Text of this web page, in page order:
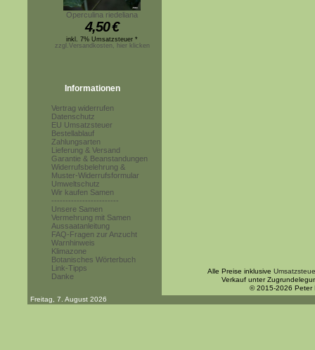
Operculina riedeliana
4,50€
inkl. 7% Umsatzsteuer *
zzgl.Versandkosten, hier klicken
Informationen
Vertrag widerrufen
Datenschutz
EU Umsatzsteuer
Bestellablauf
Zahlungsarten
Lieferung & Versand
Garantie & Beanstandungen
Widerrufsbelehrung &
Muster-Widerrufsformular
Umweltschutz
Wir kaufen Samen
------------------------
Unsere Samen
Vermehrung mit Samen
Aussaatanleitung
FAQ-Fragen zur Anzucht
Warnhinweis
Klimazone
Botanisches Wörterbuch
Link-Tipps
Danke
Alle Preise inklusive
Verkauf unter
© 2015-2026 Peter
Freitag, 7. August 2026